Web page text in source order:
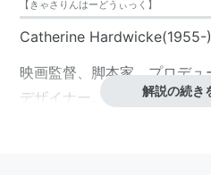
【きゃさりんはーどうぃっく 】
Catherine Hardwicke(1955-)
映画監督、脚本家、プロデュ
デザイナー。
解説の続き